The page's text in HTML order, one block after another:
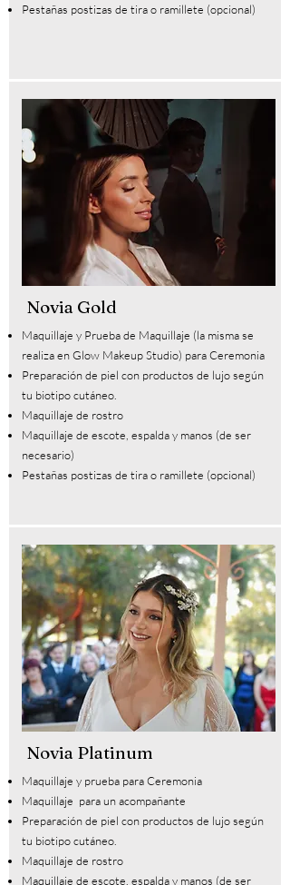
Pestañas postizas de tira o ramillete (opcional)
Novia Gold
Maquillaje y Prueba de Maquillaje (la misma se
realiza en Glow Makeup Studio) para Ceremonia
Preparación de piel con productos de lujo según
tu biotipo cutáneo.
Maquillaje de rostro
Maquillaje de escote, espalda y manos (de ser
necesario)
Pestañas postizas de tira o ramillete (opcional)
Novia Platinum
Maquillaje y prueba para Ceremonia
Maquillaje para un acompañante
Preparación de piel con productos de lujo según
tu biotipo cutáneo.
Maquillaje de rostro
Maquillaje de escote, espalda y manos (de ser